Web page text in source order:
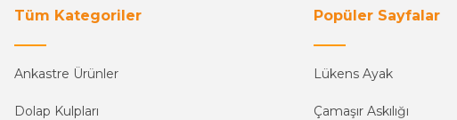
Tüm Kategoriler
Ankastre Ürünler
Dolap Kulpları
Popüler Sayfalar
Lükens Ayak
Çamaşır Askılığı